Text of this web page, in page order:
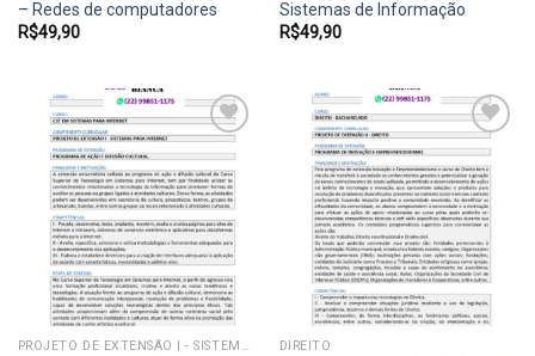
– Redes de computadores
R$49,90
Sistemas de Informação
R$49,90
Add to
wishlist
PROJETO DE EXTENSÃO I - SISTEMAS PARA INTERNET
Add to
wishlist
DIREITO